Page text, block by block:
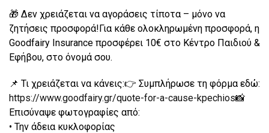
🎁 Δεν χρειάζεται να αγοράσεις τίποτα – μόνο να
ζητήσεις προσφορά!Για κάθε ολοκληρωμένη προσφορά, η
Goodfairy Insurance προσφέρει 10€ στο Κέντρο Παιδιού &
Εφήβου, στο όνομά σου.
📌 Τι χρειάζεται να κάνεις:👉 Συμπλήρωσε τη φόρμα εδώ:
https://www.goodfairy.gr/quote-for-a-cause-kpechios📸
Επισύναψε φωτογραφίες από:
• Την άδεια κυκλοφορίας